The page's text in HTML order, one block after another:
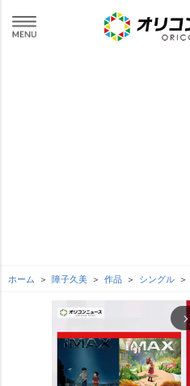
ホーム 障子久美 作品 シングル
arrow_forward_ios